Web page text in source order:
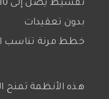
تقسيط يصل إلى 10 سنوات
بدون تعقيدات
خطط مرنة تناسب
هذه الأنظمة تمنح